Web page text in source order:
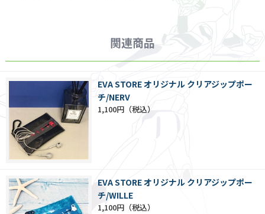
関連商品
EVA STORE オリジナル クリアジップポー
チ/NERV
1,100円
EVA STORE オリジナル クリアジップポー
チ/WILLE
1,100円